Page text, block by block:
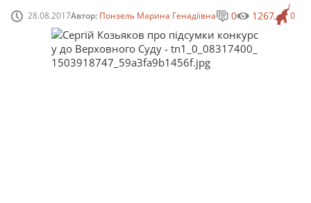
28.08.2017Автор: Понзель Марина Генадіївна 0
0 1267